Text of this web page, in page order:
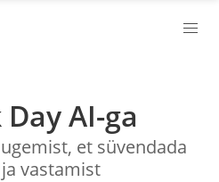
AI-ga
et süvendada
vastamist